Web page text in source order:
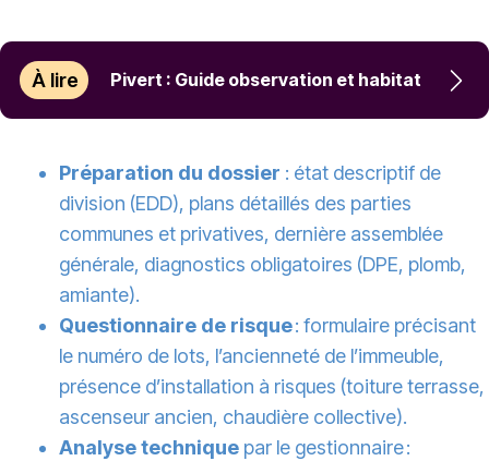
À lire Pivert : Guide observation et habitat
Préparation du dossier : état descriptif de
division (EDD), plans détaillés des parties
communes et privatives, dernière assemblée
générale, diagnostics obligatoires (DPE, plomb,
amiante).
Questionnaire de risque: formulaire précisant
le numéro de lots, l’ancienneté de l’immeuble,
présence d’installation à risques (toiture terrasse,
ascenseur ancien, chaudière collective).
Analyse technique par le gestionnaire :